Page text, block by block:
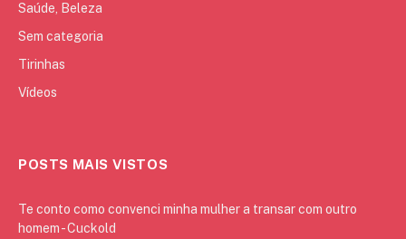
Saúde, Beleza
Sem categoria
Tirinhas
Vídeos
POSTS MAIS VISTOS
Te conto como convenci minha mulher a transar com outro
homem - Cuckold